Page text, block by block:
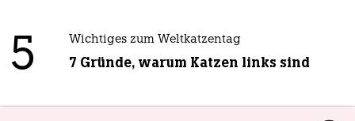
5 Wichtiges zum Weltkatzentag
7 Gründe, warum Katzen links sind